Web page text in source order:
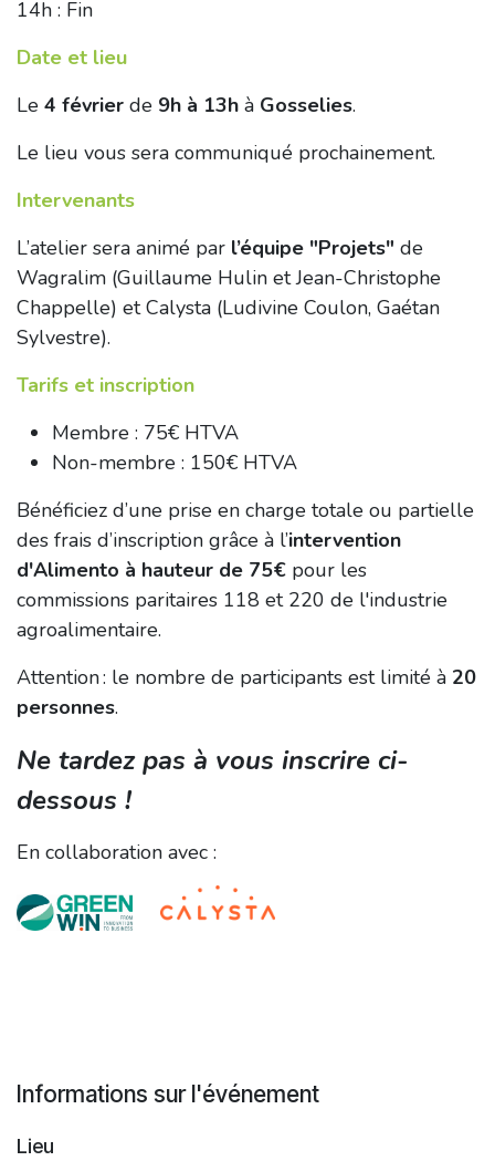
14h : Fin
Date et lieu
Le 4 février de 9h à 13h à Gosselies.
Le lieu vous sera communiqué prochainement.
Intervenants
L’atelier sera animé par l’équipe "Projets" de
Wagralim (Guillaume Hulin et Jean-Christophe
Chappelle) et Calysta (Ludivine Coulon, Gaétan
Sylvestre).
Tarifs et inscription
Membre : 75€ HTVA
Non-membre : 150€ HTVA
Bénéficiez d’une prise en charge totale ou partielle
des frais d’inscription grâce à l’intervention
d'Alimento à hauteur de 75€ pour les
commissions paritaires 118 et 220 de l'industrie
agroalimentaire.
Attention : le nombre de participants est limité à 20
personnes.
Ne tardez pas à vous inscrire ci-
dessous !
En collaboration avec :
Informations sur l'événement
Lieu